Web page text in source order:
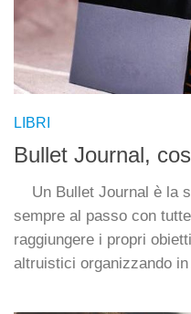
LIBRI
Bullet Journal,
Un Bullet Journal è la
sempre al passo con
raggiungere i propri
altruistici organizzando